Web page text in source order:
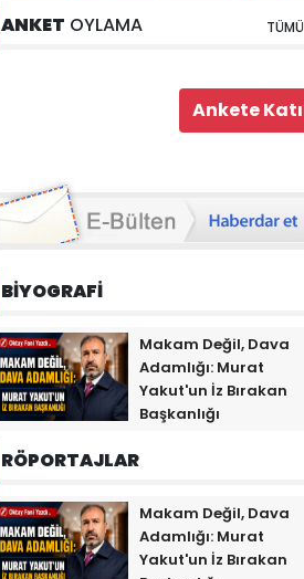
ANKET OYLAMA TÜMÜ
BİYOGRAFİ
Makam Değil, Dava
Adamlığı: Murat
Yakut'un İz Bırakan
Başkanlığı
RÖPORTAJLAR
Makam Değil, Dava
Adamlığı: Murat
Yakut'un İz Bırakan